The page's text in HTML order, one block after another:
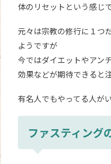
体のリセットという感じ
元々は宗教の修行に１つ
ようですが
今ではダイエットやアン
効果などが期待できると
有名人でもやってる人が
ファスティング